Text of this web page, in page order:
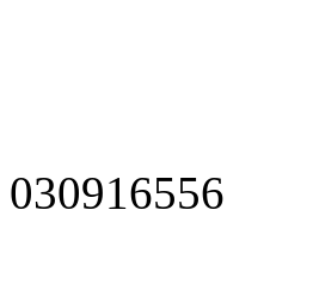
030916556